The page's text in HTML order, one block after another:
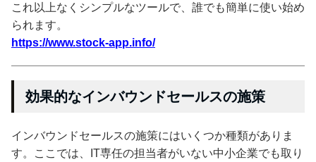
これ以上なくシンプルなツールで、誰でも簡単に使い始め
られます。
https://www.stock-app.info/
効果的なインバウンドセールスの施策
インバウンドセールスの施策にはいくつか種類がありま
す。ここでは、IT専任の担当者がいない中小企業でも取り